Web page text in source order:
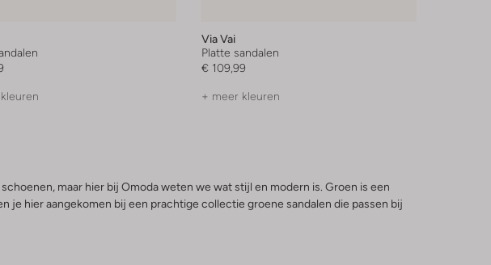
Via Vai
Platte sandalen
€ 109,99
+ meer kleuren
maar hier bij Omoda weten we wat stijl en modern is. Groen is een
je hier aangekomen bij een prachtige collectie groene sandalen die passen bij